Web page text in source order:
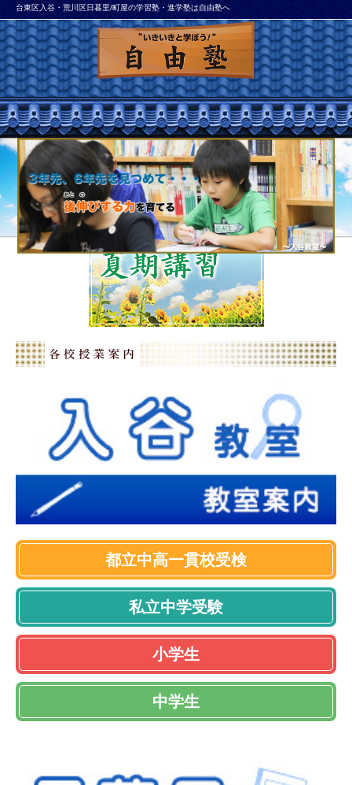
台東区入谷・荒川区日暮里/町屋の学習塾・進学塾は自由塾へ
都立中高一貫校受検
私立中学受験
小学生
中学生